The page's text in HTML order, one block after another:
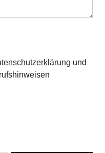
und